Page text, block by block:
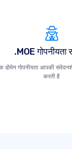
.MOE गोपनीयता
डोमेन गोपनीयता आपकी
करती है